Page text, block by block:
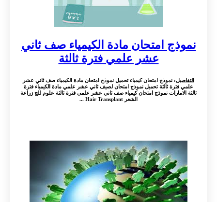
نموذج امتحان مادة الكيمياء صف ثاني
عشر علمي فترة ثالثة
التفاصيل: نموذج امتحان كيمياء تحميل نموذج امتحان مادة الكيمياء صف ثاني عشر
علمي فترة ثالثة تحميل نموذج امتحان لصيف ثاني عشر علمي مادة الكيمياء فترة
ثالثة الامارات نموذج امتحان كيمياء صف ثاني عشر علمي فترة ثالثة علوم للج زراعة
الشعر Hair Transplant ...